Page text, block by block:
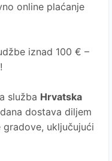
online plaćanje
iznad 100 € –
služba Hrvatska
dostava diljem
uključujući